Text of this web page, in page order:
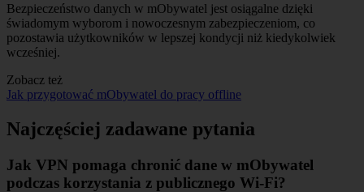
Bezpieczeństwo danych w mObywatel jest osiągalne dzięki
świadomym wyborom i nowoczesnym zabezpieczeniom, co
pozostawia użytkowników w lepszej kondycji niż kiedykolwiek
wcześniej.
Zobacz też
Jak przygotować mObywatel do pracy offline
Najczęściej zadawane pytania
Jak VPN pomaga chronić dane w mObywatel
podczas korzystania z publicznego Wi-Fi?